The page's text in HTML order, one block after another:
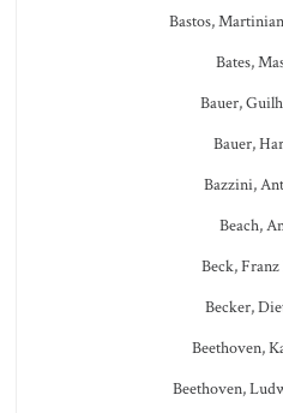
Bastos,
Bates,
Bauer,
Bauer,
Bazzini,
Beach,
Beck, Franz
Becker,
Beethoven,
Beethoven,